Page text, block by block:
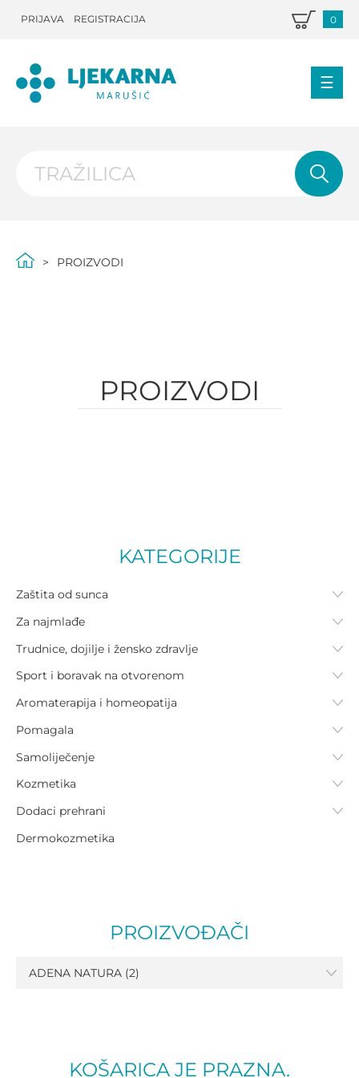
PRIJAVA REGISTRACIJA 0
PROIZVODI
PROIZVODI
KATEGORIJE
Zaštita od sunca
Za najmlađe
Trudnice, dojilje i žensko zdravlje
Sport i boravak na otvorenom
Aromaterapija i homeopatija
Pomagala
Samoliječenje
Kozmetika
Dodaci prehrani
Dermokozmetika
PROIZVOĐAČI
ADENA NATURA (2)
KOŠARICA JE PRAZNA.